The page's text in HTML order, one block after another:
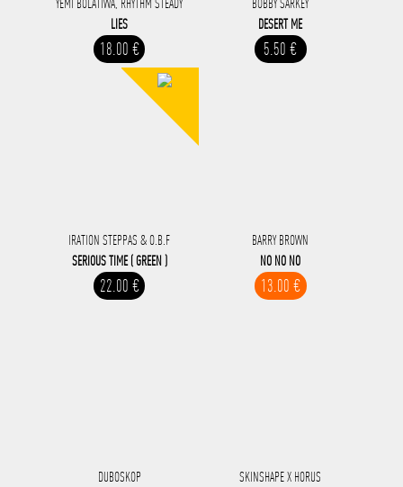
YEMI BOLATIWA, RHYTHM STEADY
LIES
18.00 €
BOBBY SARKEY
DESERT ME
5.50 €
IRATION STEPPAS & O.B.F
SERIOUS TIME ( GREEN )
22.00 €
BARRY BROWN
NO NO NO
13.00 €
DUBOSKOP
SKINSHAPE X HORUS